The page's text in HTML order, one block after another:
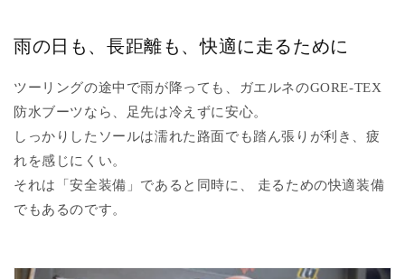
雨の日も、長距離も、快適に走るために
ツーリングの途中で雨が降っても、ガエルネのGORE-TEX
防水ブーツなら、足先は冷えずに安心。
しっかりしたソールは濡れた路面でも踏ん張りが利き、疲
れを感じにくい。
それは「安全装備」であると同時に、 走るための快適装備
でもあるのです。